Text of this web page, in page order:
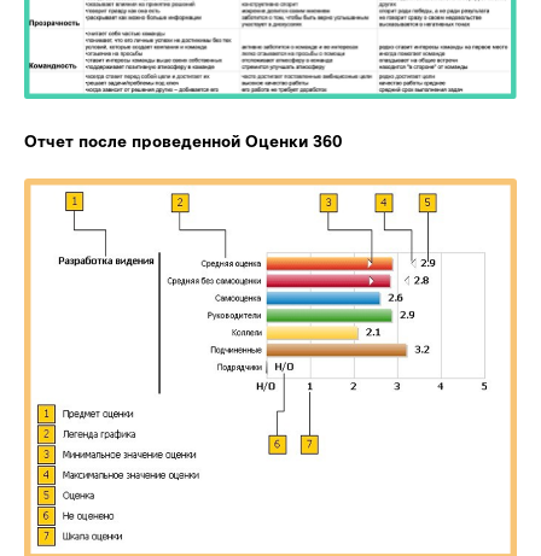
Отчет после проведенной Оценки 360